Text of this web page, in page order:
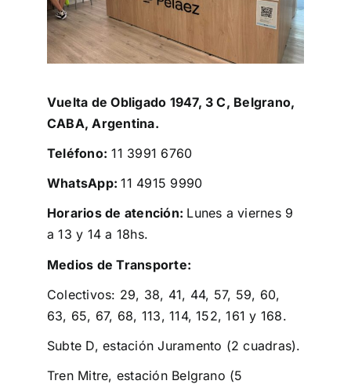
Vuelta de Obligado 1947, 3 C, Belgrano,
CABA, Argentina.
Teléfono: 11 3991 6760
WhatsApp:11 4915 9990
Horarios de atención: Lunes a viernes 9
a 13 y 14 a 18hs.
Medios de Transporte:
Colectivos: 29, 38, 41, 44, 57, 59, 60,
63, 65, 67, 68, 113, 114, 152, 161 y 168.
Subte D, estación Juramento (2 cuadras).
Tren Mitre, estación Belgrano (5